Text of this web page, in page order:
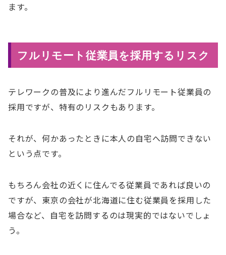
ます。
フルリモート従業員を採用するリスク
テレワークの普及により進んだフルリモート従業員の
採用ですが、特有のリスクもあります。
それが、何かあったときに本人の自宅へ訪問できない
という点です。
もちろん会社の近くに住んでる従業員であれば良いの
ですが、東京の会社が北海道に住む従業員を採用した
場合など、自宅を訪問するのは現実的ではないでしょ
う。